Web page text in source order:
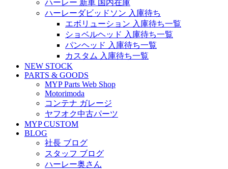
ハーレー 新車 国内在庫
ハーレーダビッドソン 入庫待ち
エボリューション 入庫待ち一覧
ショベルヘッド 入庫待ち一覧
パンヘッド 入庫待ち一覧
カスタム 入庫待ち一覧
NEW STOCK
PARTS & GOODS
MYP Parts Web Shop
Motorimoda
コンテナ ガレージ
ヤフオク中古パーツ
MYP CUSTOM
BLOG
社長 ブログ
スタッフ ブログ
ハーレー奥さん